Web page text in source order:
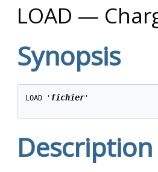
LOAD —
Synopsis
LOAD ' fichier'
Description